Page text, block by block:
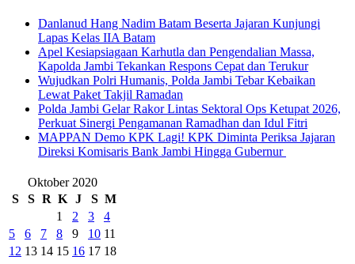
Danlanud Hang Nadim Batam Beserta Jajaran Kunjungi
Lapas Kelas IIA Batam
Apel Kesiapsiagaan Karhutla dan Pengendalian Massa,
Kapolda Jambi Tekankan Respons Cepat dan Terukur
Wujudkan Polri Humanis, Polda Jambi Tebar Kebaikan
Lewat Paket Takjil Ramadan
Polda Jambi Gelar Rakor Lintas Sektoral Ops Ketupat 2026,
Perkuat Sinergi Pengamanan Ramadhan dan Idul Fitri
‎MAPPAN Demo KPK Lagi! KPK Diminta Periksa Jajaran
Direksi Komisaris Bank Jambi Hingga Gubernur ‎
Oktober 2020
S
S R K J S M
1
2 3
4
5
6 7 8 9 10 11
12 13 14 15 16 17 18